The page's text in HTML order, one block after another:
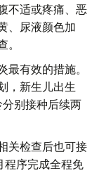
不适或疼痛、恶
、尿液颜色加
有效的措施。
，新生儿出生
别接种后续两
关检查后也可接
序完成全程免